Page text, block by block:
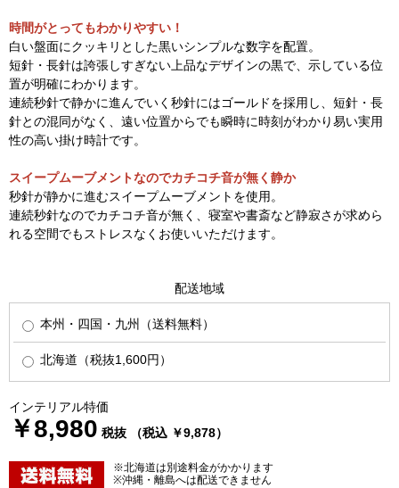
時間がとってもわかりやすい！
白い盤面にクッキリとした黒いシンプルな数字を配置。
短針・長針は誇張しすぎない上品なデザインの黒で、示している位
置が明確にわかります。
連続秒針で静かに進んでいく秒針にはゴールドを採用し、短針・長
針との混同がなく、遠い位置からでも瞬時に時刻がわかり易い実用
性の高い掛け時計です。
スイープムーブメントなのでカチコチ音が無く静か
秒針が静かに進むスイープムーブメントを使用。
連続秒針なのでカチコチ音が無く、寝室や書斎など静寂さが求めら
れる空間でもストレスなくお使いいただけます。
配送地域
本州・四国・九州（送料無料）
北海道（税抜1,600円）
インテリアル特価
￥8,980 税抜 （税込 ￥9,878）
※北海道は別途料金がかかります
※沖縄・離島へは配送できません